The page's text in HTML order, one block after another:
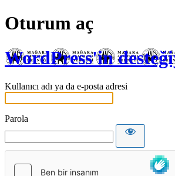
Oturum aç
WordPress'in
Kullanıcı adı ya da e-posta adresi
Parola